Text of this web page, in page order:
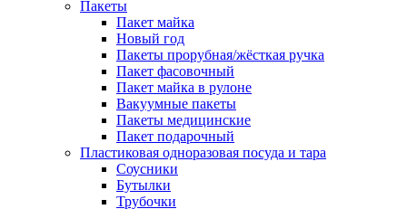
Пакеты
Пакет майка
Новый год
Пакеты прорубная/жёсткая ручка
Пакет фасовочный
Пакет майка в рулоне
Вакуумные пакеты
Пакеты медицинские
Пакет подарочный
Пластиковая одноразовая посуда и тара
Соусники
Бутылки
Трубочки